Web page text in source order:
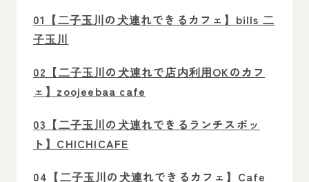
01【二子玉川の犬連れできるカフェ】bills 二
子玉川
02【二子玉川の犬連れで店内利用OKのカフ
ェ】zoojeebaa cafe
03【二子玉川の犬連れできるランチスポッ
ト】CHICHICAFE
04【二子玉川の犬連れできるカフェ】Cafe